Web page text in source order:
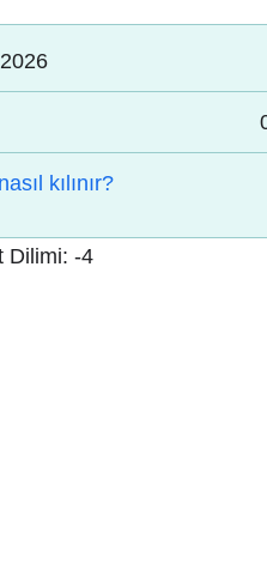
kılınır?
Dilimi: -4